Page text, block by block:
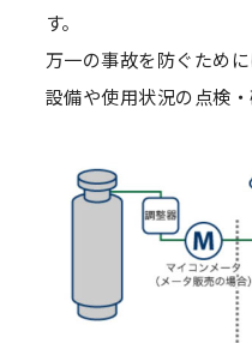
す。
万一の事故を防ぐため
設備や使用状況の点検